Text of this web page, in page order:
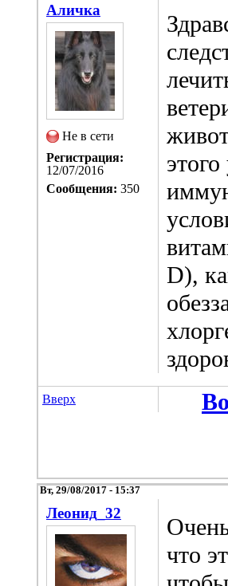
Аличка
Не в сети
Регистрация:
12/07/2016
Сообщения: 350
D),
Вверх
Вт, 29/08/2017 - 15:37
Леонид_32
что